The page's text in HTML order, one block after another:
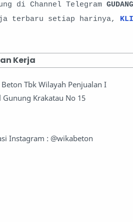
di Channel Telegram
terbaru setiap harinya,
Kerja
Beton Tbk Wilayah Penjualan I
Gunung Krakatau No 15
Instagram : @wikabeton